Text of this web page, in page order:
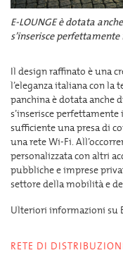
E-LOUNGE è dotata
s’inserisce
Il design raffinato è una
l’eleganza italiana con la
panchina è dotata anche
s’inserisce
sufficiente una presa di
una rete Wi-Fi.
personalizzata con altri
pubbliche e imprese
settore della mobilità e
Ulteriori informazioni su
RETE DI